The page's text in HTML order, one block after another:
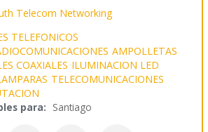
TELEFONICOS
AMPOLLETAS
COAXIALES ILUMINACION LED
TELECOMUNICACIONES
para: Santiago